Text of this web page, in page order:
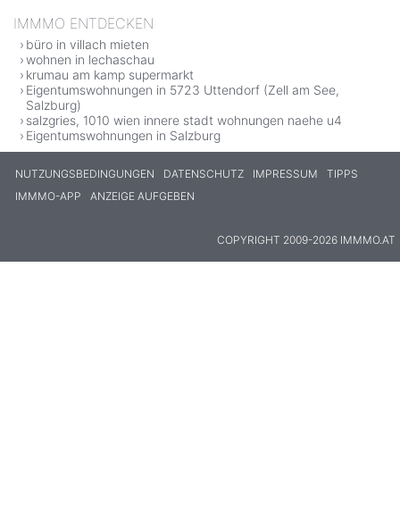
IMMMO ENTDECKEN
büro in villach mieten
wohnen in lechaschau
krumau am kamp supermarkt
Eigentumswohnungen in 5723 Uttendorf (Zell am See,
Salzburg)
salzgries, 1010 wien innere stadt wohnungen naehe u4
Eigentumswohnungen in Salzburg
NUTZUNGSBEDINGUNGEN DATENSCHUTZ IMPRESSUM
TIPPS
IMMMO-APP
ANZEIGE AUFGEBEN
COPYRIGHT 2009-2026 IMMMO.AT